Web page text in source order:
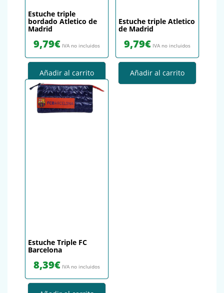
Estuche triple
bordado Atletico de
Madrid
9,79€ IVA no incluidos
Añadir al carrito
Estuche triple Atletico
de Madrid
9,79€ IVA no incluidos
Añadir al carrito
Estuche Triple FC
Barcelona
8,39€ IVA no incluidos